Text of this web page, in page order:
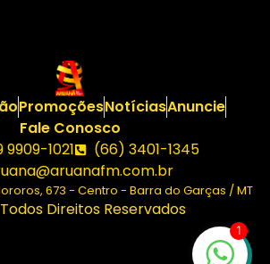
PromoçõesNotíciasAnuncie
Fale Conosco
1021
(66) 3401-1345
673 - Centro - Barra do Garças / MT
Direitos Reservados
1